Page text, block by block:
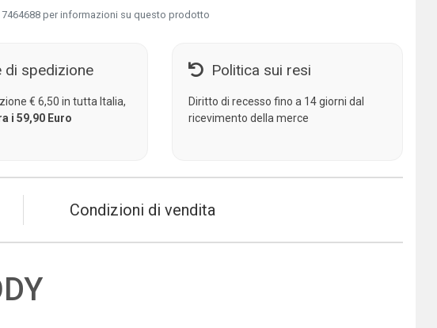
per informazioni su questo prodotto
di spedizione
€ 6,50 in tutta Italia,
i 59,90 Euro
Politica sui resi
Diritto di recesso fino a 14 giorni dal
ricevimento della merce
Condizioni di vendita